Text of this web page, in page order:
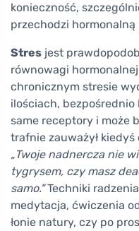
konieczność,
przechodzi hormonalną
Stres jest
równowagi
chronicznym stresie
ilościach,
same receptory i może
trafnie zauważył
„Twoje nadnercza nie
tygrysem, czy masz
samo."Techniki
medytacja, ćwiczenia
łonie natury, czy po